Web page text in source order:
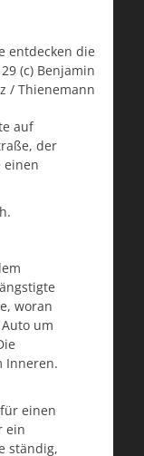
entdecken die
(c) Benjamin
/ Thienemann
auf
der
einen
woran
um
Inneren.
einen
ein
ständig,